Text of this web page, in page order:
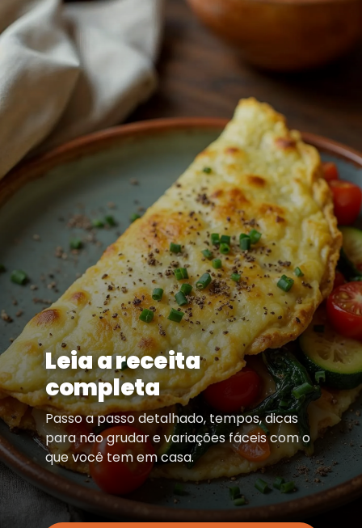
Leia a receita
completa
Passo a passo detalhado, tempos, dicas
para não grudar e variações fáceis com o
que você tem em casa.